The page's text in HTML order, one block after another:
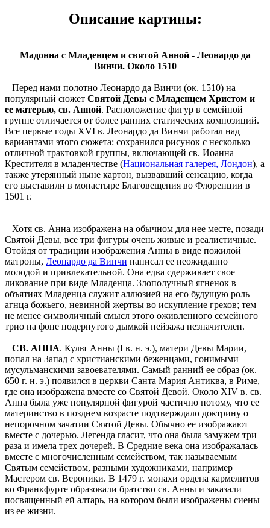
Описание картины:
Мадонна с Младенцем и святой Анной - Леонардо да
Винчи. Около 1510
Перед нами полотно Леонардо да Винчи (ок. 1510) на
популярный сюжет Святой Девы с Младенцем Христом и
ее матерью, св. Анной. Расположение фигур в семейной
группе отличается от более ранних статических композиций.
Все первые годы XVI в. Леонардо да Винчи работал над
вариантами этого сюжета: сохранился рисунок с несколько
отличной трактовкой группы, включающей св. Иоанна
Крестителя в младенчестве (Национальная галерея, Лондон), а
также утерянный ныне картон, вызвавший сенсацию, когда
его выставили в монастыре Благовещения во Флоренции в
1501 г.
Хотя св. Анна изображена на обычном для нее месте, позади
Святой Девы, все три фигуры очень живые и реалистичные.
Отойдя от традиции изображения Анны в виде пожилой
матроны, Леонардо да Винчи написал ее неожиданно
молодой и привлекательной. Она едва сдерживает свое
ликование при виде Младенца. Злополучный ягненок в
объятиях Младенца служит аллюзией на его будущую роль
агнца божьего, невинной жертвы во искупление грехов; тем
не менее символичный смысл этого оживленного семейного
трио на фоне подернутого дымкой пейзажа незначителен.
СВ. АННА. Культ Анны (I в. н. э.), матери Девы Марии,
попал на Запад с христианскими беженцами, гонимыми
мусульманскими завоевателями. Самый ранний ее образ (ок.
650 г. н. э.) появился в церкви Санта Мария Антиква, в Риме,
где она изображена вместе со Святой Девой. Около XIV в. св.
Анна была уже популярной фигурой частично потому, что ее
материнство в позднем возрасте подтверждало доктрину о
непорочном зачатии Святой Девы. Обычно ее изображают
вместе с дочерью. Легенда гласит, что она была замужем три
раза и имела трех дочерей. В Средние века она изображалась
вместе с многочисленным семейством, так называемым
Святым семейством, разными художниками, например
Мастером св. Вероники. В 1479 г. монахи ордена кармелитов
во Франкфурте образовали братство св. Анны и заказали
посвященный ей алтарь, на котором были изображены сиены
из ее жизни.